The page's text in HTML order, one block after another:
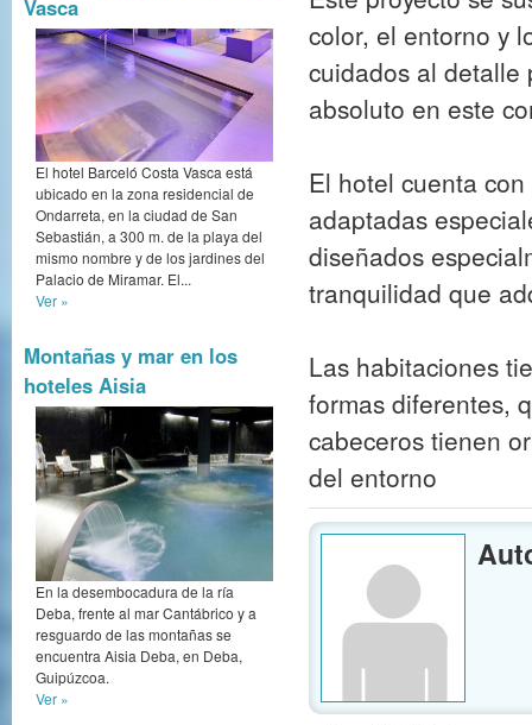
Vasca
El hotel Barceló Costa Vasca está
ubicado en la zona residencial de
Ondarreta, en la ciudad de San
Sebastián, a 300 m. de la playa del
mismo nombre y de los jardines del
Palacio de Miramar. El...
Ver »
Montañas y mar en los
hoteles Aisia
En la desembocadura de la ría
Deba, frente al mar Cantábrico y a
resguardo de las montañas se
encuentra Aisia Deba, en Deba,
Guipúzcoa.
Ver »
color, el entorno y
cuidados al detalle
absoluto en este
El hotel cuenta
adaptadas
diseñados
tranquilidad que
Las habitaciones
formas diferentes,
cabeceros tienen
del entorno